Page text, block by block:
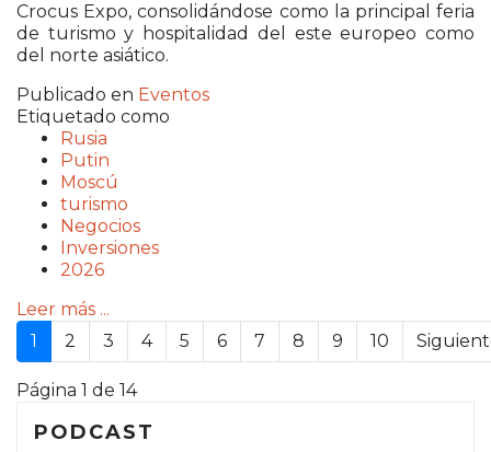
Crocus Expo, consolidándose como la principal feria
de turismo y hospitalidad del este europeo como
del norte asiático.
Publicado en Eventos
Etiquetado como
Rusia
Putin
Moscú
turismo
Negocios
Inversiones
2026
Leer más ...
1
2 3 4 5 6 7 8 9 10
Página 1 de 14
PODCAST